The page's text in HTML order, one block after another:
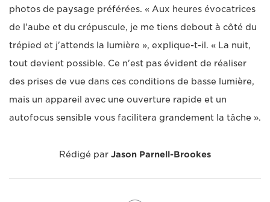
photos de paysage préférées. « Aux heures évocatrices
de l'aube et du crépuscule, je me tiens debout à côté du
trépied et j'attends la lumière », explique-t-il. « La nuit,
tout devient possible. Ce n'est pas évident de réaliser
des prises de vue dans ces conditions de basse lumière,
mais un appareil avec une ouverture rapide et un
autofocus sensible vous facilitera grandement la tâche ».
Rédigé par Jason Parnell-Brookes